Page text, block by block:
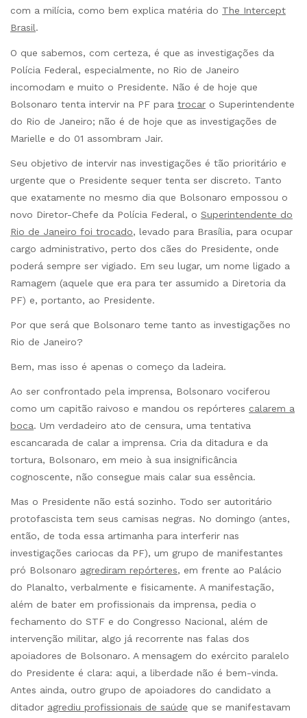
com a milícia, como bem explica matéria do The Intercept
Brasil.
O que sabemos, com certeza, é que as investigações da
Polícia Federal, especialmente, no Rio de Janeiro
incomodam e muito o Presidente. Não é de hoje que
Bolsonaro tenta intervir na PF para trocar o Superintendente
do Rio de Janeiro; não é de hoje que as investigações de
Marielle e do 01 assombram Jair.
Seu objetivo de intervir nas investigações é tão prioritário e
urgente que o Presidente sequer tenta ser discreto. Tanto
que exatamente no mesmo dia que Bolsonaro empossou o
novo Diretor-Chefe da Polícia Federal, o Superintendente do
Rio de Janeiro foi trocado, levado para Brasília, para ocupar
cargo administrativo, perto dos cães do Presidente, onde
poderá sempre ser vigiado. Em seu lugar, um nome ligado a
Ramagem (aquele que era para ter assumido a Diretoria da
PF) e, portanto, ao Presidente.
Por que será que Bolsonaro teme tanto as investigações no
Rio de Janeiro?
Bem, mas isso é apenas o começo da ladeira.
Ao ser confrontado pela imprensa, Bolsonaro vociferou
como um capitão raivoso e mandou os repórteres calarem a
boca. Um verdadeiro ato de censura, uma tentativa
escancarada de calar a imprensa. Cria da ditadura e da
tortura, Bolsonaro, em meio à sua insignificância
cognoscente, não consegue mais calar sua essência.
Mas o Presidente não está sozinho. Todo ser autoritário
protofascista tem seus camisas negras. No domingo (antes,
então, de toda essa artimanha para interferir nas
investigações cariocas da PF), um grupo de manifestantes
pró Bolsonaro agrediram repórteres, em frente ao Palácio
do Planalto, verbalmente e fisicamente. A manifestação,
além de bater em profissionais da imprensa, pedia o
fechamento do STF e do Congresso Nacional, além de
intervenção militar, algo já recorrente nas falas dos
apoiadores de Bolsonaro. A mensagem do exército paralelo
do Presidente é clara: aqui, a liberdade não é bem-vinda.
Antes ainda, outro grupo de apoiadores do candidato a
ditador agrediu profissionais de saúde que se manifestavam